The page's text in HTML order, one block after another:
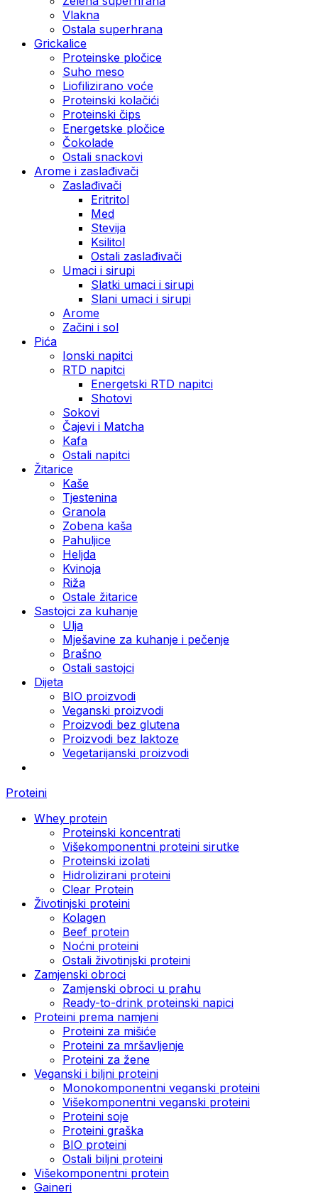
Vlakna
Ostala superhrana
Grickalice
Proteinske pločice
Suho meso
Liofilizirano voće
Proteinski kolačići
Proteinski čips
Energetske pločice
Čokolade
Ostali snackovi
Arome i zaslađivači
Zaslađivači
Eritritol
Med
Stevija
Ksilitol
Ostali zaslađivači
Umaci i sirupi
Slatki umaci i sirupi
Slani umaci i sirupi
Arome
Začini i sol
Pića
Ionski napitci
RTD napitci
Energetski RTD napitci
Shotovi
Sokovi
Čajevi i Matcha
Kafa
Ostali napitci
Žitarice
Kaše
Tjestenina
Granola
Zobena kaša
Pahuljice
Heljda
Kvinoja
Riža
Ostale žitarice
Sastojci za kuhanje
Ulja
Mješavine za kuhanje i pečenje
Brašno
Ostali sastojci
Dijeta
BIO proizvodi
Veganski proizvodi
Proizvodi bez glutena
Proizvodi bez laktoze
Vegetarijanski proizvodi
Proteini
Whey protein
Proteinski koncentrati
Višekomponentni proteini sirutke
Proteinski izolati
Hidrolizirani proteini
Clear Protein
Životinjski proteini
Kolagen
Beef protein
Noćni proteini
Ostali životinjski proteini
Zamjenski obroci
Zamjenski obroci u prahu
Ready-to-drink proteinski napici
Proteini prema namjeni
Proteini za mišiće
Proteini za mršavljenje
Proteini za žene
Veganski i biljni proteini
Monokomponentni veganski proteini
Višekomponentni veganski proteini
Proteini soje
Proteini graška
BIO proteini
Ostali biljni proteini
Višekomponentni protein
Gaineri